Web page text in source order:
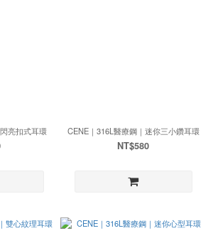
亮扣式耳環 CENE｜316L醫療鋼｜迷你三小鑽耳環
NT$580